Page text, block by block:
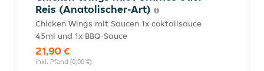
Reis (Anatolischer-Art)
Chicken Wings mit Saucen 1x coktailsauce
45ml und 1x BBQ-Sauce
21,90 €
inkl. Pfand (0,00 €)